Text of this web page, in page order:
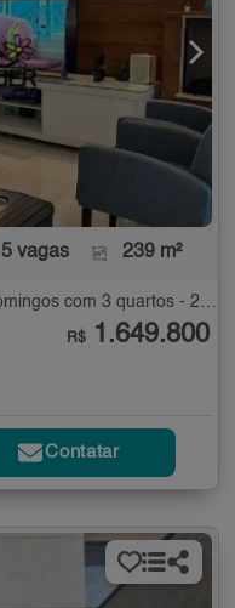
5 vagas 239 m²
Sobrado à Venda no Parque São Domingos com 3 quartos - 239 m²
R$ 1.649.800
Contatar